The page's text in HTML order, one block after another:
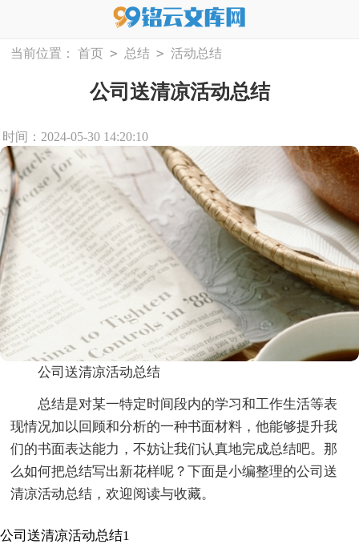
当前位置： 首页 > 总结 > 活动总结
公司送清凉活动总结
时间：2024-05-30 14:20:10
公司送清凉活动总结
总结是对某一特定时间段内的学习和工作生活等表
现情况加以回顾和分析的一种书面材料，他能够提升我
们的书面表达能力，不妨让我们认真地完成总结吧。那
么如何把总结写出新花样呢？下面是小编整理的公司送
清凉活动总结，欢迎阅读与收藏。
公司送清凉活动总结1